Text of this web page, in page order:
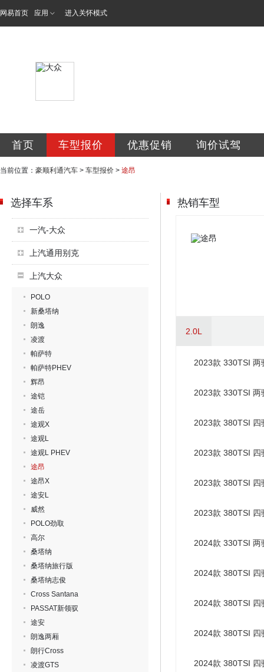
网易首页 应用 进入关怀模式
首页 车型报价 优惠促销 询价试驾
当前位置： 豪顺利通汽车 > 车型报价 > 途昂
选择车系
一汽-大众
上汽通用别克
上汽大众
POLO
新桑塔纳
朗逸
凌渡
帕萨特
帕萨特PHEV
辉昂
途铠
途岳
途观X
途观L
途观L PHEV
途昂
途昂X
途安L
威然
POLO劲取
高尔
桑塔纳
桑塔纳旅行版
桑塔纳志俊
Cross Santana
PASSAT新领驭
途安
朗逸两厢
朗行Cross
凌渡GTS
热销车型
2.0L
2023款 330TSI 两
2023款 330TSI 两
2023款 380TSI 四
2023款 380TSI 四
2023款 380TSI 四
2023款 380TSI 四
2024款 330TSI 两
2024款 380TSI 四
2024款 380TSI 四
2024款 380TSI 四
2024款 380TSI 四